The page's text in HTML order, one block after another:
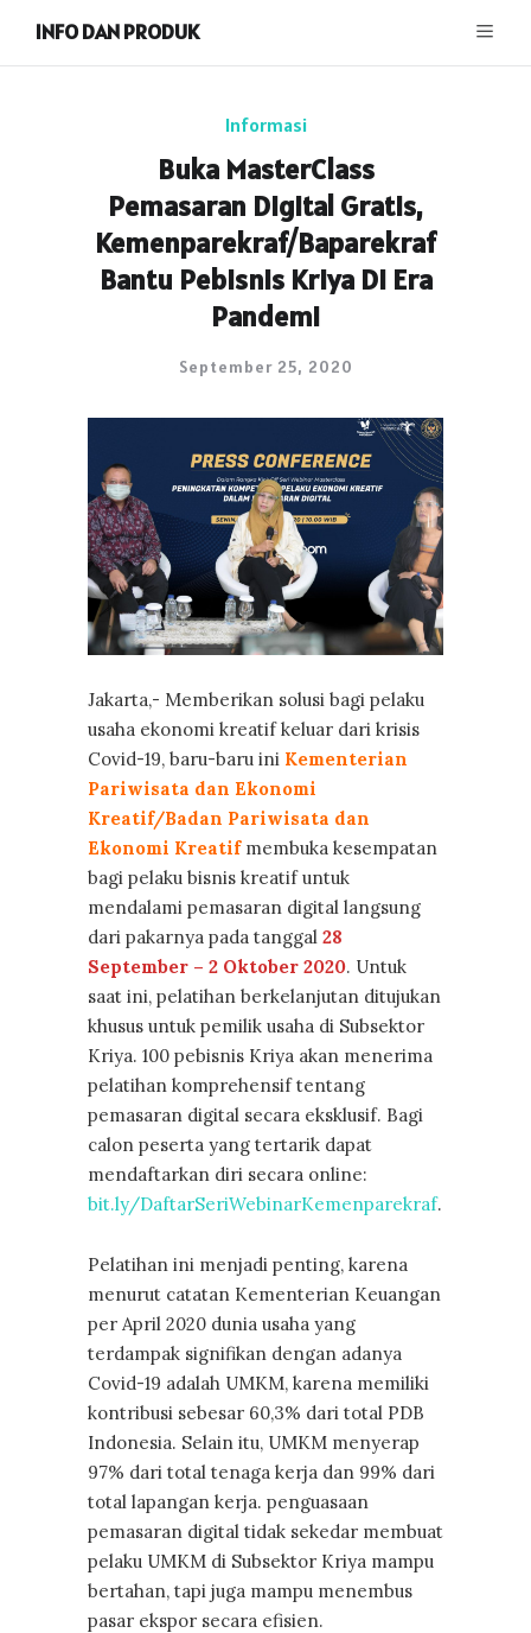
INFO DAN PRODUK
Informasi
Buka MasterClass
Pemasaran Digital Gratis,
Kemenparekraf/Baparekraf
Bantu Pebisnis Kriya Di Era
Pandemi
September 25, 2020
Jakarta,- Memberikan solusi bagi pelaku
usaha ekonomi kreatif keluar dari krisis
Covid-19, baru-baru ini Kementerian
Pariwisata dan Ekonomi
Kreatif/Badan Pariwisata dan
Ekonomi Kreatif membuka kesempatan
bagi pelaku bisnis kreatif untuk
mendalami pemasaran digital langsung
dari pakarnya pada tanggal 28
September – 2 Oktober 2020. Untuk
saat ini, pelatihan berkelanjutan ditujukan
khusus untuk pemilik usaha di Subsektor
Kriya. 100 pebisnis Kriya akan menerima
pelatihan komprehensif tentang
pemasaran digital secara eksklusif. Bagi
calon peserta yang tertarik dapat
mendaftarkan diri secara online:
bit.ly/DaftarSeriWebinarKemenparekraf.
Pelatihan ini menjadi penting, karena
menurut catatan Kementerian Keuangan
per April 2020 dunia usaha yang
terdampak signifikan dengan adanya
Covid-19 adalah UMKM, karena memiliki
kontribusi sebesar 60,3% dari total PDB
Indonesia. Selain itu, UMKM menyerap
97% dari total tenaga kerja dan 99% dari
total lapangan kerja. penguasaan
pemasaran digital tidak sekedar membuat
pelaku UMKM di Subsektor Kriya mampu
bertahan, tapi juga mampu menembus
pasar ekspor secara efisien.